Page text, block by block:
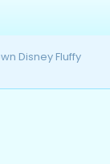
Disney Fluffy